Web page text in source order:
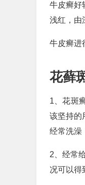
牛皮癣好
浅红，由
牛皮癣进
花藓
1、花斑
该坚持的
经常洗澡
2、经常
况可以得